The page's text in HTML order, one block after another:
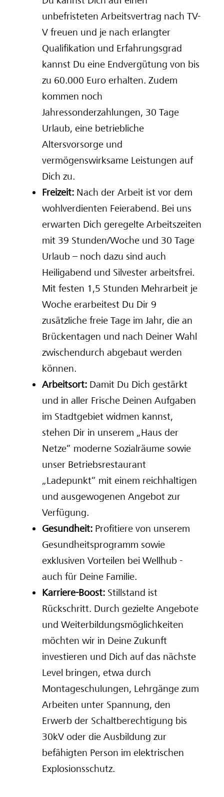
unbefristeten Arbeitsvertrag nach TV-
V freuen und je nach erlangter
Qualifikation und Erfahrungsgrad
kannst Du eine Endvergütung von bis
zu 60.000 Euro erhalten. Zudem
kommen noch
Jahressonderzahlungen, 30 Tage
Urlaub, eine betriebliche
Altersvorsorge und
vermögenswirksame Leistungen auf
Dich zu.
Freizeit: Nach der Arbeit ist vor dem
wohlverdienten Feierabend. Bei uns
erwarten Dich geregelte Arbeitszeiten
mit 39 Stunden/Woche und 30 Tage
Urlaub – noch dazu sind auch
Heiligabend und Silvester arbeitsfrei.
Mit festen 1,5 Stunden Mehrarbeit je
Woche erarbeitest Du Dir 9
zusätzliche freie Tage im Jahr, die an
Brückentagen und nach Deiner Wahl
zwischendurch abgebaut werden
können.
Arbeitsort: Damit Du Dich gestärkt
und in aller Frische Deinen Aufgaben
im Stadtgebiet widmen kannst,
stehen Dir in unserem „Haus der
Netze“ moderne Sozialräume sowie
unser Betriebsrestaurant
„Ladepunkt“ mit einem reichhaltigen
und ausgewogenen Angebot zur
Verfügung.
Gesundheit: Profitiere von unserem
Gesundheitsprogramm sowie
exklusiven Vorteilen bei Wellhub -
auch für Deine Familie.
Karriere-Boost: Stillstand ist
Rückschritt. Durch gezielte Angebote
und Weiterbildungsmöglichkeiten
möchten wir in Deine Zukunft
investieren und Dich auf das nächste
Level bringen, etwa durch
Montageschulungen, Lehrgänge zum
Arbeiten unter Spannung, den
Erwerb der Schaltberechtigung bis
30kV oder die Ausbildung zur
befähigten Person im elektrischen
Explosionsschutz.